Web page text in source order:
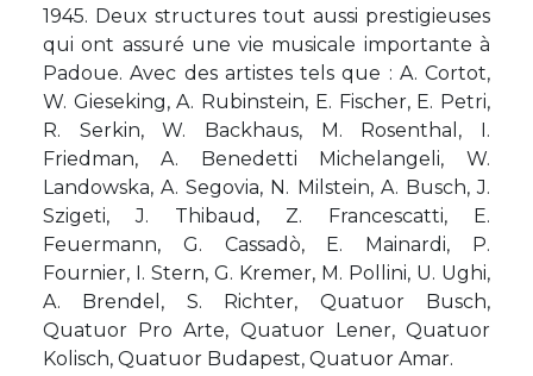
1945. Deux structures tout aussi prestigieuses
qui ont assuré une vie musicale importante à
Padoue. Avec des artistes tels que : A. Cortot,
W. Gieseking, A. Rubinstein, E. Fischer, E. Petri,
R. Serkin, W. Backhaus, M. Rosenthal, I.
Friedman, A. Benedetti Michelangeli, W.
Landowska, A. Segovia, N. Milstein, A. Busch, J.
Szigeti, J. Thibaud, Z. Francescatti, E.
Feuermann, G. Cassadò, E. Mainardi, P.
Fournier, I. Stern, G. Kremer, M. Pollini, U. Ughi,
A. Brendel, S. Richter, Quatuor Busch,
Quatuor Pro Arte, Quatuor Lener, Quatuor
Kolisch, Quatuor Budapest, Quatuor Amar.